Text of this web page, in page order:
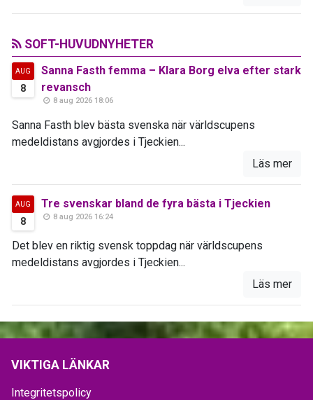
SOFT-HUVUDNYHETER
AUG
8
Sanna Fasth femma – Klara Borg elva efter stark
revansch
8 aug 2026 18:06
Sanna Fasth blev bästa svenska när världscupens
medeldistans avgjordes i Tjeckien...
Läs mer
AUG
8
Tre svenskar bland de fyra bästa i Tjeckien
8 aug 2026 16:24
Det blev en riktig svensk toppdag när världscupens
medeldistans avgjordes i Tjeckien...
Läs mer
VIKTIGA LÄNKAR
Integritetspolicy